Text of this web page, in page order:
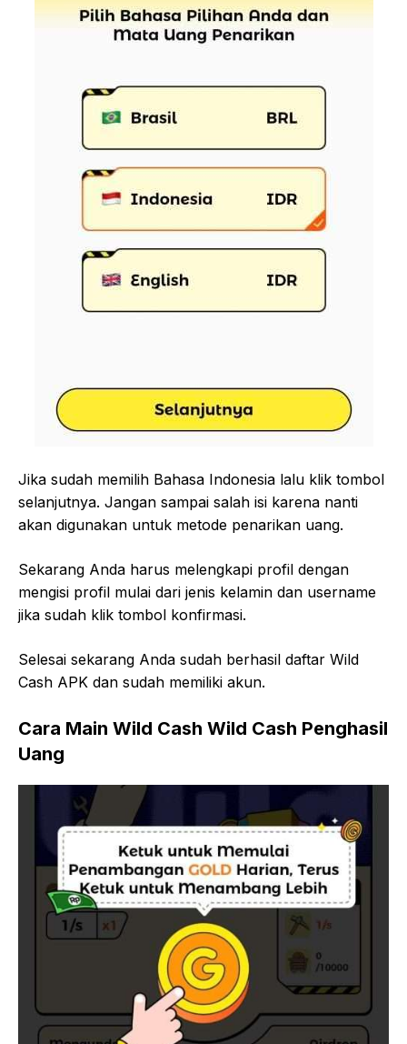
Jika sudah memilih Bahasa Indonesia lalu klik tombol
selanjutnya. Jangan sampai salah isi karena nanti
akan digunakan untuk metode penarikan uang.
Sekarang Anda harus melengkapi profil dengan
mengisi profil mulai dari jenis kelamin dan username
jika sudah klik tombol konfirmasi.
Selesai sekarang Anda sudah berhasil daftar Wild
Cash APK dan sudah memiliki akun.
Cara Main Wild Cash Wild Cash Penghasil
Uang